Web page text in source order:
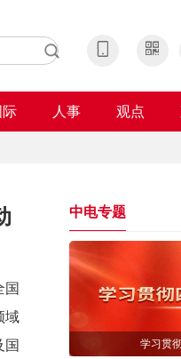
际 人事 观点
国
域
国
中电专题
学习贯